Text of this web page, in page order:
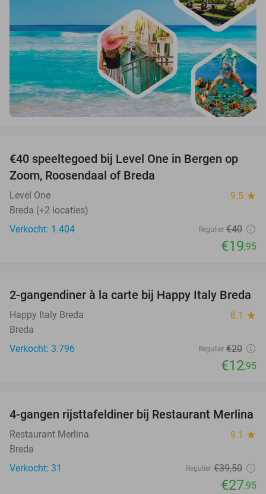
50%
€40 speeltegoed bij Level One in Bergen op
Zoom, Roosendaal of Breda
Level One 9.5 star
Breda (+2 locaties)
Verkocht: 1.404
Regulier €40
€19,95
35%
2-gangendiner à la carte bij Happy Italy Breda
Happy Italy Breda 8.1 star
Breda
Verkocht: 3.796
Regulier €20
€12,95
29%
4-gangen rijsttafeldiner bij Restaurant Merlina
Restaurant Merlina 9.1 star
Breda
Verkocht: 31
Regulier €39,50
€27,95